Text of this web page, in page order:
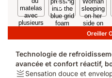
Oreiller
Technologie de
avancée et confort réactif,
Fermeté:
Sensation douce et